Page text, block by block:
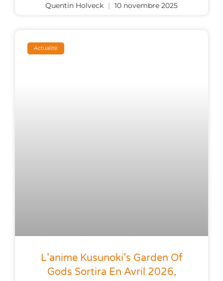
Quentin Holveck 10 novembre 2025
Actualité
L’anime Kusunoki’s Garden Of
Gods Sortira En Avril 2026,